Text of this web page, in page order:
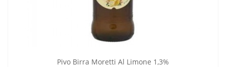
Pivo Birra Moretti Al Limone 1,3%